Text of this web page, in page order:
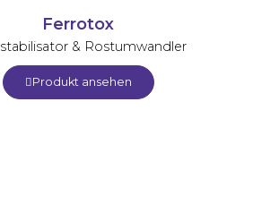
Ferrotox
& Rostumwandler
Produkt ansehen